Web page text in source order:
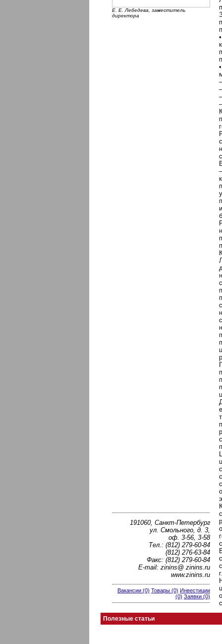
Е. Е. Лебедева, заместитель
директора
191060, Санкт-Петербург
ул. Смольного, д. 3,
оф. 3-56, 3-58
Тел.: (812) 279-60-84
(812) 276-63-84
Факс: (812) 279-60-84
Е-mail: zinins@ zinins.ru
www.zinins.ru
Вакансии (0) Товары (0) Инвестиции
(0) Заявки (0)
Полезные статьи